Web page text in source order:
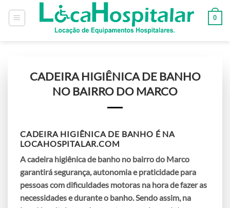
0
CADEIRA HIGIÊNICA DE BANHO
NO BAIRRO DO MARCO
CADEIRA HIGIÊNICA DE BANHO É NA
LOCAHOSPITALAR.COM
Acadeira higiênica de banho no bairro do Marco
garantirá segurança, autonomia e praticidade para
pessoas com dificuldades motoras na hora de fazer as
necessidades e durante o banho. Sendo assim, na